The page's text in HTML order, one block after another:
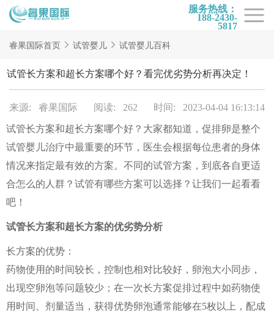
服务热线：
188-2430-
5817
首页
试管项目
试管百科
试管医院
睿果国际
睿果国际首页 试管婴儿 试管婴儿百科
试管长方案和超长方案哪个好？看完优劣势分析再决定！
来源: 睿果国际 阅读: 262 时间: 2023-04-04 16:13:14
试管长方案和超长方案哪个好？大家都知道，促排卵是整个
试管婴儿治疗中最重要的环节，医生会根据每位患者的身体
情况来指定最有效的方案。不同的试管方案，到底各自更适
合怎么的人群？试管有哪些方案可以选择？让我们一起看看
吧！
试管长方案和超长方案的优劣势分析
长方案的优势：
药物使用的时间较长，控制也相对比较好，卵泡大小同步，
出现空卵泡等问题较少；在一次长方案促排过程中如药物使
用时间、剂量适当，获得优势卵泡通常能够在5枚以上，配成